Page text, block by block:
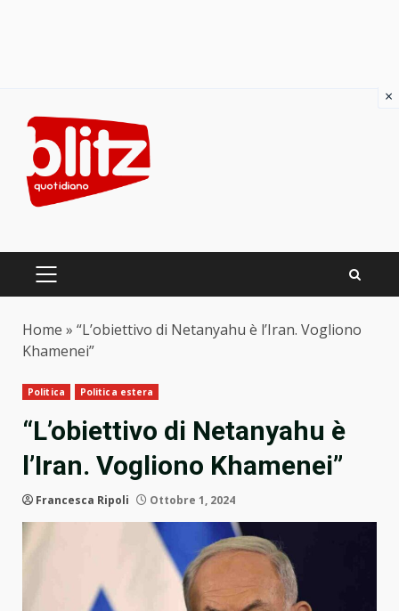
content
PRIMARY
Home » “L’obiettivo di Netanyahu è l’Iran. Vogliono
Khamenei”
Politica Politica estera
“L’obiettivo di Netanyahu è
l’Iran. Vogliono Khamenei”
Francesca Ripoli Ottobre 1, 2024
×